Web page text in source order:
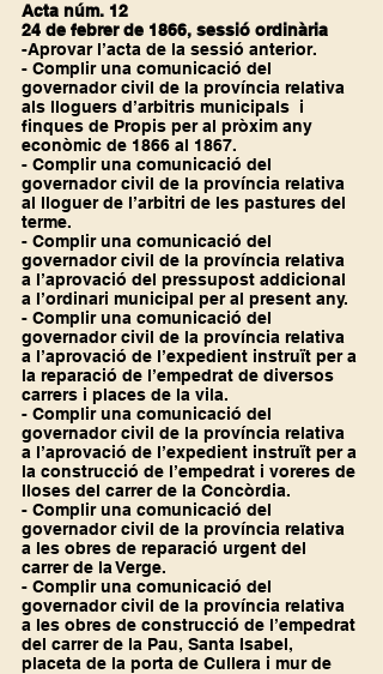
Acta núm. 12
24 de febrer de 1866, sessió ordinària
-Aprovar l’acta de la sessió anterior.
- Complir una comunicació del
governador civil de la província relativa
als lloguers d’arbitris municipals  i
finques de Propis per al pròxim any
econòmic de 1866 al 1867.
- Complir una comunicació del
governador civil de la província relativa
al lloguer de l’arbitri de les pastures del
terme.
- Complir una comunicació del
governador civil de la província relativa
a l’aprovació del pressupost addicional
a l’ordinari municipal per al present any.
- Complir una comunicació del
governador civil de la província relativa
a l’aprovació de l’expedient instruït per a
la reparació de l’empedrat de diversos
carrers i places de la vila.
- Complir una comunicació del
governador civil de la província relativa
a l’aprovació de l’expedient instruït per a
la construcció de l’empedrat i voreres de
lloses del carrer de la Concòrdia.
- Complir una comunicació del
governador civil de la província relativa
a les obres de reparació urgent del
carrer de la Verge.
- Complir una comunicació del
governador civil de la província relativa
a les obres de construcció de l’empedrat
del carrer de la Pau, Santa Isabel,
placeta de la porta de Cullera i mur de